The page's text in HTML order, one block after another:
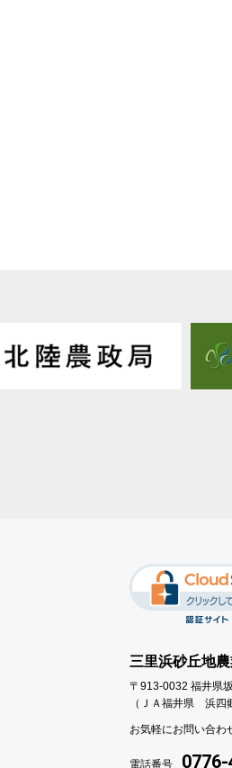
三里浜砂丘地
〒913-0032 福井県
（ＪＡ福井県 浜四
お気軽にお問い合わ
電話番号